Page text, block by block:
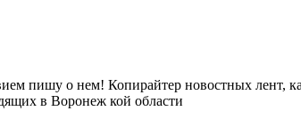
пишу о нем! Копирайтер новостных лент,
в Воронеж кой области